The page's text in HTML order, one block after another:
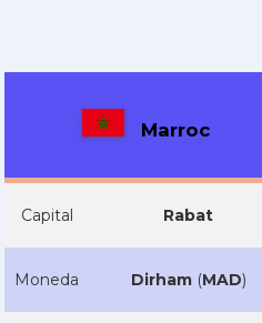
Marroc
Capital Rabat
Moneda Dirham(MAD)